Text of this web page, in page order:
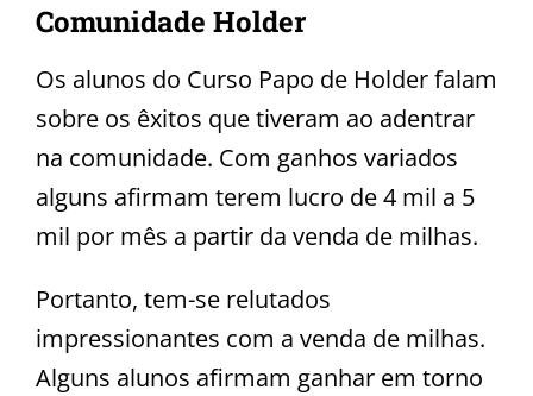
Comunidade Holder
Os alunos do Curso Papo de Holder falam
sobre os êxitos que tiveram ao adentrar
na comunidade. Com ganhos variados
alguns afirmam terem lucro de 4 mil a 5
mil por mês a partir da venda de milhas.
Portanto, tem-se relutados
impressionantes com a venda de milhas.
Alguns alunos afirmam ganhar em torno